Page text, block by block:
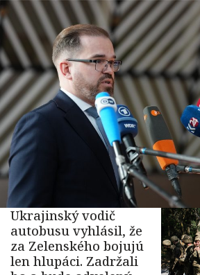
Ukrajinský vodič
autobusu vyhlásil, že
za Zelenského bojujú
len hlupáci. Zadržali